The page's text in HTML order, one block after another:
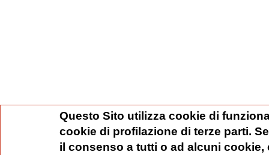
Questo Sito utilizza cookie di
cookie di profilazione di terze parti.
il consenso a tutti o ad alcuni